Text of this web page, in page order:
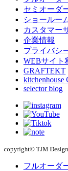
セミオーダ
ショールー
カスタマー
企業情報
プライバシ
WEBサイト
GRAFTEKT
selector blog
copyright© TJM
フルオーダ